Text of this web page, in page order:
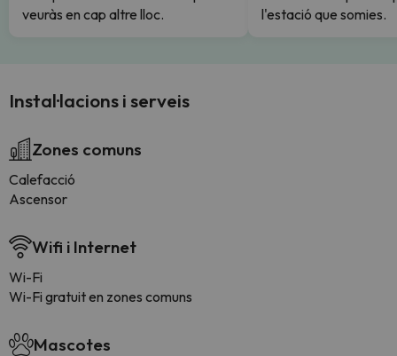
veuràs en cap altre lloc.
l'estació que somies.
Instal·lacions i serveis
Zones comuns
Calefacció
Ascensor
Wifi i Internet
Wi-Fi
Wi-Fi gratuit en zones comuns
Mascotes